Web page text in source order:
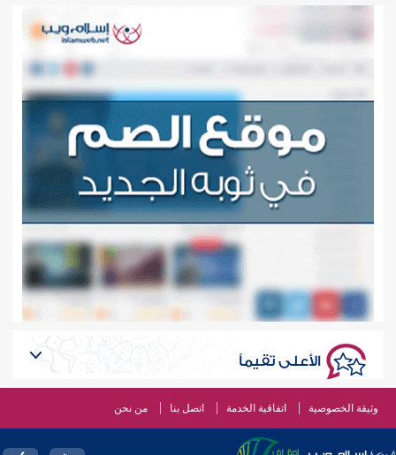
الأعلى تقيماً
وثيقة الخصوصية اتفاقية الخدمة اتصل بنا من نحن